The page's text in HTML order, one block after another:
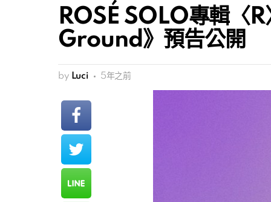
ROSÉ SOLO專輯〈
Ground》預告公開
by Luci 5年之前